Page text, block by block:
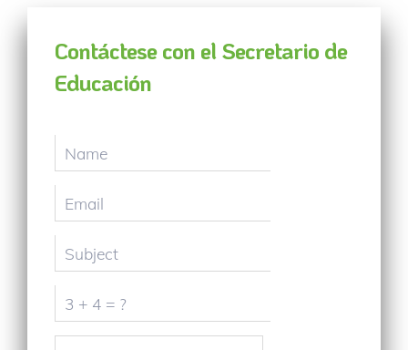
Contáctese con el Secretario de
Educación